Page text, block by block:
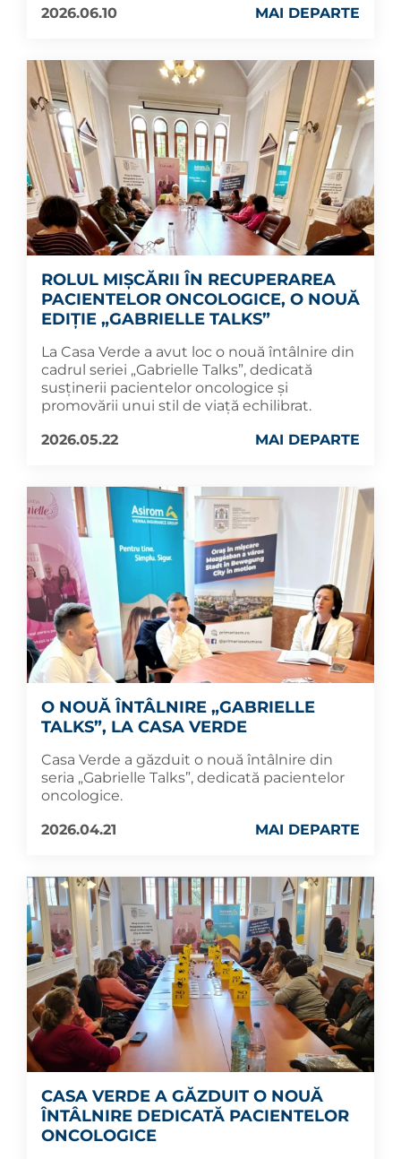
2026.06.10 MAI DEPARTE
ROLUL MIȘCĂRII ÎN RECUPERAREA
PACIENTELOR ONCOLOGICE, O NOUĂ
EDIȚIE „GABRIELLE TALKS”
La Casa Verde a avut loc o nouă întâlnire din
cadrul seriei „Gabrielle Talks”, dedicată
susținerii pacientelor oncologice și
promovării unui stil de viață echilibrat.
2026.05.22
MAI DEPARTE
O NOUĂ ÎNTÂLNIRE „GABRIELLE
TALKS”, LA CASA VERDE
Casa Verde a găzduit o nouă întâlnire din
seria „Gabrielle Talks”, dedicată pacientelor
oncologice.
2026.04.21
MAI DEPARTE
CASA VERDE A GĂZDUIT O NOUĂ
ÎNTÂLNIRE DEDICATĂ PACIENTELOR
ONCOLOGICE